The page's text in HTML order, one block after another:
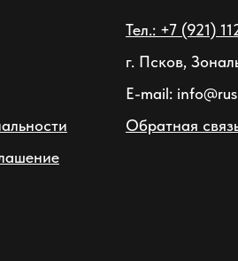
Тел.: +7 (921)
г. Псков,
E-mail:
Обратная